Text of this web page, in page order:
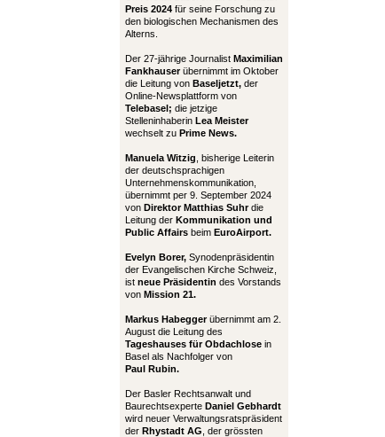
Preis 2024 für seine Forschung zu
den biologischen Mechanismen des
Alterns.
Der 27-jährige Journalist Maximilian
Fankhauserübernimmt im Oktober
die Leitung von Baseljetzt, der
Online-Newsplattform von
Telebasel; die jetzige
Stelleninhaberin Lea Meister
wechselt zu Prime News.
Manuela Witzig , bisherige Leiterin
der deutschsprachigen
Unternehmenskommunikation,
übernimmt per 9. September 2024
von Direktor Matthias Suhrdie
Leitung der Kommunikation und
Public Affairs beim EuroAirport.
Evelyn Borer, Synodenpräsidentin
der Evangelischen Kirche Schweiz,
ist neue Präsidentin des Vorstands
von Mission 21.
Markus Habeggerübernimmt am 2.
August die Leitung des
Tageshauses für Obdachlose in
Basel als Nachfolger von
Paul Rubin.
Der Basler Rechtsanwalt und
Baurechtsexperte Daniel Gebhardt
wird neuer Verwaltungsratspräsident
der Rhystadt AG , der grössten